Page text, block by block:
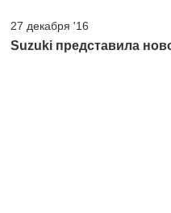
27 декабря '16
Suzuki представила